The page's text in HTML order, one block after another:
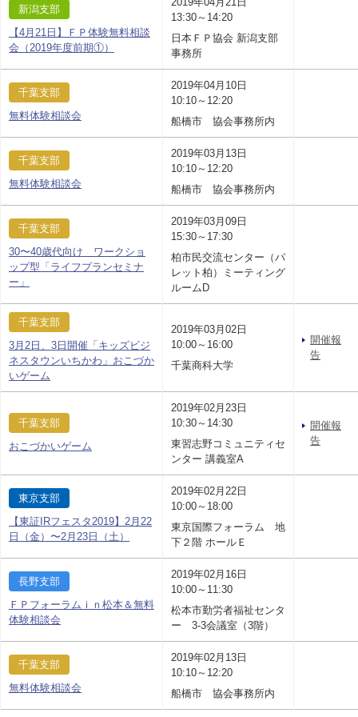
新潟支部
【4月21日】ＦＰ体験無料相談
会（2019年度前期①）
13:30～14:20
日本ＦＰ協会 新潟支部
事務所
千葉支部
無料体験相談会
2019年04月10日
10:10～12:20
船橋市 協会事務所内
千葉支部
無料体験相談会
2019年03月13日
10:10～12:20
船橋市 協会事務所内
千葉支部
30〜40歳代向け ワークショ
ップ型「ライフプランセミナ
ー」
2019年03月09日
15:30～17:30
柏市民交流センター（パ
レット柏）ミーティング
ルームD
千葉支部
3月2日、3日開催「キッズビジ
ネスタウンいちかわ」おこづか
いゲーム
2019年03月02日
10:00～16:00
千葉商科大学
開催報
告
千葉支部
おこづかいゲーム
2019年02月23日
10:30～14:30
東習志野コミュニティセ
ンター 講義室A
開催報
告
東京支部
【東証IRフェスタ2019】2月22
日（金）〜2月23日（土）
2019年02月22日
10:00～18:00
東京国際フォーラム 地
下２階 ホールＥ
長野支部
ＦＰフォーラムｉｎ松本＆無料
体験相談会
2019年02月16日
10:00～11:30
松本市勤労者福祉センタ
ー 3-3会議室（3階）
千葉支部
無料体験相談会
2019年02月13日
10:10～12:20
船橋市 協会事務所内